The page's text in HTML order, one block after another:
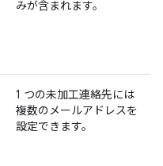
みが含まれます。
1 つの未加工連絡先には
複数のメールアドレスを
設定できます。